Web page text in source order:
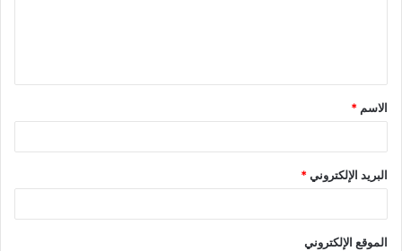
ق
*
الاسم *
البريد الإلكتروني*
الموقع الإلكتروني